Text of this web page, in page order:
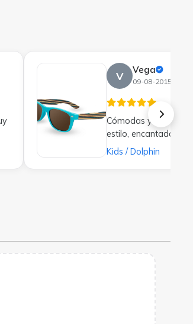
V Vega
09-08-2015
Cómodas y con
estilo, encantada.
Kids / Dolphin